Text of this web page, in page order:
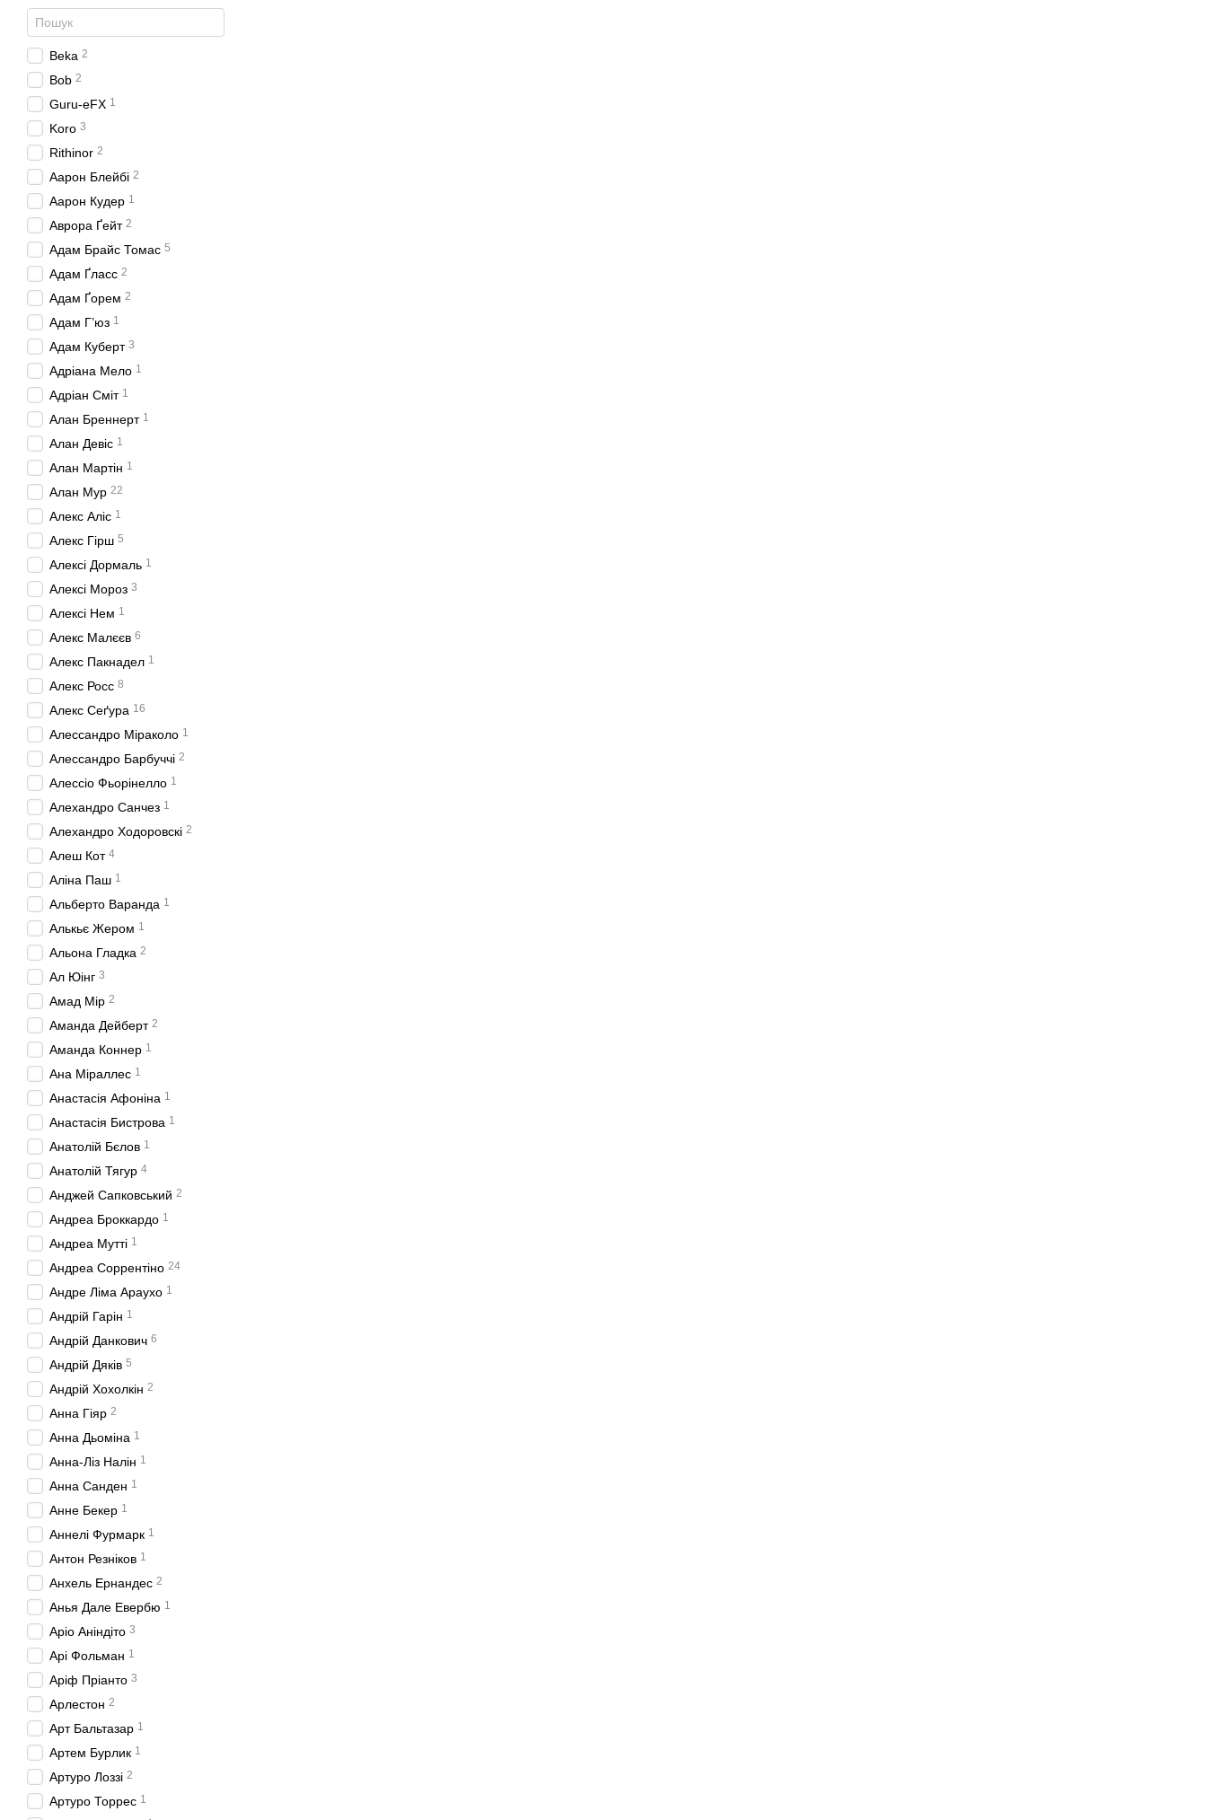
Beka 2
Bob 2
Guru-eFX 1
Koro 3
Rithinor 2
Аарон Блейбі 2
Аарон Кудер 1
Аврора Ґейт 2
Адам Брайс Томас 5
Адам Ґласс 2
Адам Ґорем 2
Адам Г’юз 1
Адам Куберт 3
Адріана Мело 1
Адріан Сміт 1
Алан Бреннерт 1
Алан Девіс 1
Алан Мартін 1
Алан Мур 22
Алекс Аліс 1
Алекс Гірш 5
Алексі Дормаль 1
Алексі Мороз 3
Алексі Нем 1
Алекс Малєєв 6
Алекс Пакнадел 1
Алекс Росс 8
Алекс Сеґура 16
Алессандро Miрaкoлo 1
Алессандро Барбуччі 2
Алессіо Фьорінелло 1
Алехандро Санчез 1
Алехандро Ходоровскі 2
Алеш Кот 4
Аліна Паш 1
Альберто Варанда 1
Алькьє Жером 1
Альона Гладка 2
Ал Юінг 3
Амад Мір 2
Аманда Дейберт 2
Аманда Коннер 1
Ана Міраллес 1
Анастасія Афоніна 1
Анастасія Бистрова 1
Анатолій Бєлов 1
Анатолій Тягур 4
Анджей Сапковський 2
Андреа Броккардо 1
Андреа Мутті 1
Андреа Соррентіно 24
Андре Ліма Араухо 1
Андрій Гарін 1
Андрій Данкович 6
Андрій Дяків 5
Андрій Хохолкін 2
Анна Гіяр 2
Анна Дьоміна 1
Анна-Ліз Налін 1
Анна Санден 1
Анне Бекер 1
Аннелі Фурмарк 1
Антон Резніков 1
Анхель Ернандес 2
Анья Дале Евербю 1
Аріо Аніндіто 3
Арі Фольман 1
Аріф Пріанто 3
Арлестон 2
Арт Бальтазар 1
Артем Бурлик 1
Артуро Лоззі 2
Артуро Торрес 1